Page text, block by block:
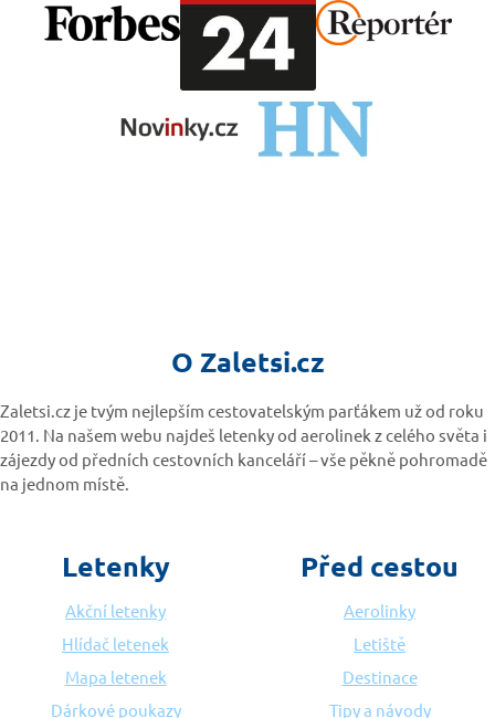
O Zaletsi.cz
Zaletsi.cz je tvým nejlepším cestovatelským parťákem už od roku
2011. Na našem webu najdeš letenky od aerolinek z celého světa i
zájezdy od předních cestovních kanceláří – vše pěkně pohromadě
na jednom místě.
Letenky
Akční letenky
Hlídač letenek
Mapa letenek
Dárkové poukazy
Před cestou
Aerolinky
Letiště
Destinace
Tipy a návody